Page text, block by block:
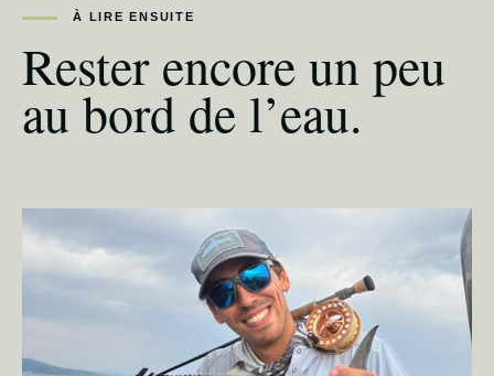
À LIRE ENSUITE
Rester encore un peu
au bord de l’eau.